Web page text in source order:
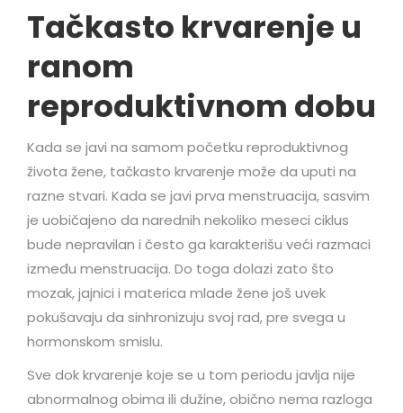
Tačkasto krvarenje u
ranom
reproduktivnom dobu
Kada se javi na samom početku reproduktivnog
života žene, tačkasto krvarenje može da uputi na
razne stvari. Kada se javi prva menstruacija, sasvim
je uobičajeno da narednih nekoliko meseci ciklus
bude nepravilan i često ga karakterišu veći razmaci
između menstruacija. Do toga dolazi zato što
mozak, jajnici i materica mlade žene još uvek
pokušavaju da sinhronizuju svoj rad, pre svega u
hormonskom smislu.
Sve dok krvarenje koje se u tom periodu javlja nije
abnormalnog obima ili dužine, obično nema razloga